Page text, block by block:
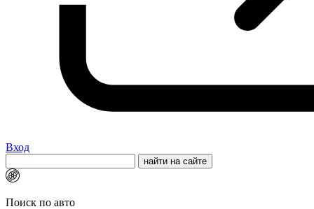
Вход
Поиск по авто